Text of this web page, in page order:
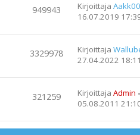
949943 Kirjoittaja
16.07.2019
3329978 Kirjoittaja
27.04.2022 18:11
321259 Kirjoittaja Admin
05.08.2011